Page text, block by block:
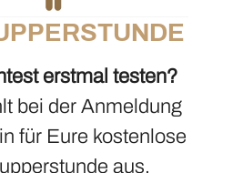
erstmal testen?
bei der Anmeldung
für Eure kostenlose
aus.